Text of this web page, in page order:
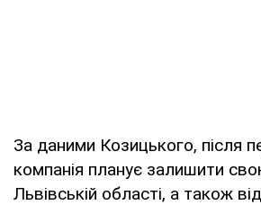
За даними Козицького, після
компанія планує залишити
Львівській області, а також